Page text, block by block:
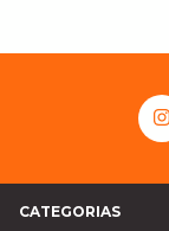
CATEGORIAS